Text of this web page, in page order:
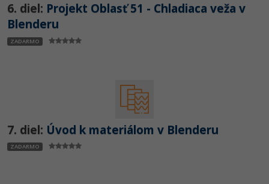
6. diel: Projekt Oblasť 51 - Chladiaca veža v
Blenderu
ZADARMO
7. diel: Úvod k materiálom v Blenderu
ZADARMO